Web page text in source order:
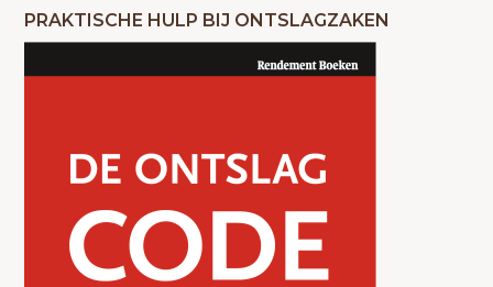
PRAKTISCHE HULP BIJ ONTSLAGZAKEN